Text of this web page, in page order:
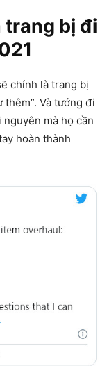
trang bị đi
chính là trang bị
Và tướng đi
mà họ cần
hoàn thành